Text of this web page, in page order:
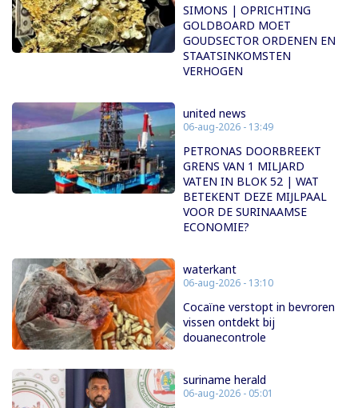
SIMONS | OPRICHTING
GOLDBOARD MOET
GOUDSECTOR ORDENEN EN
STAATSINKOMSTEN
VERHOGEN
united news
06-aug-2026 - 13:49
PETRONAS DOORBREEKT
GRENS VAN 1 MILJARD
VATEN IN BLOK 52 | WAT
BETEKENT DEZE MIJLPAAL
VOOR DE SURINAAMSE
ECONOMIE?
waterkant
06-aug-2026 - 13:10
Cocaïne verstopt in bevroren
vissen ontdekt bij
douanecontrole
suriname herald
06-aug-2026 - 05:01